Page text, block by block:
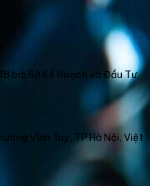
bởi Sở Kế Hoạch và Đầu Tư
Vĩnh Tuy, TP Hà Nội, Việt